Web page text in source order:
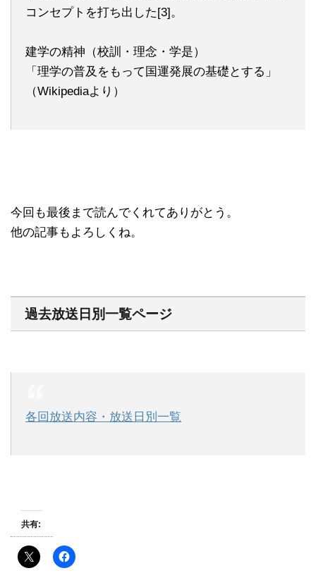
コンセプトを打ち出した[3]。
建学の精神（校訓・理念・学是）
「理学の普及をもって国運発展の基礎とする」
（Wikipediaより）
今回も最後まで読んでくれてありがとう。
他の記事もよろしくね。
過去放送日別一覧ページ
各回放送内容・放送日別一覧
共有: